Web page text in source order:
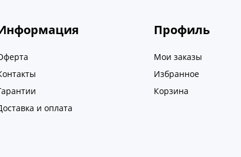
и оплата
Профиль
Мои заказы
Избранное
Корзина